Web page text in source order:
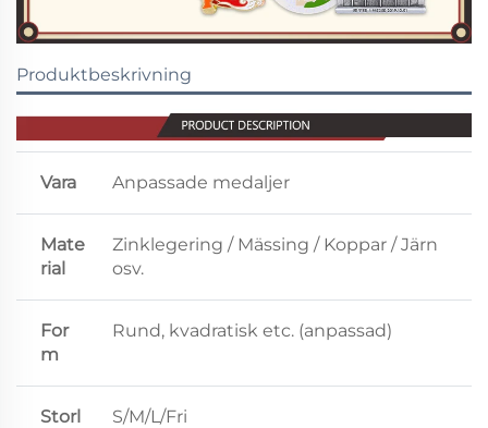
Produktbeskrivning
Vara Anpassade medaljer
Mate
rial
Zinklegering / Mässing / Koppar / Järn
osv.
For
m
Rund, kvadratisk etc. (anpassad)
Storl
S/M/L/Fri